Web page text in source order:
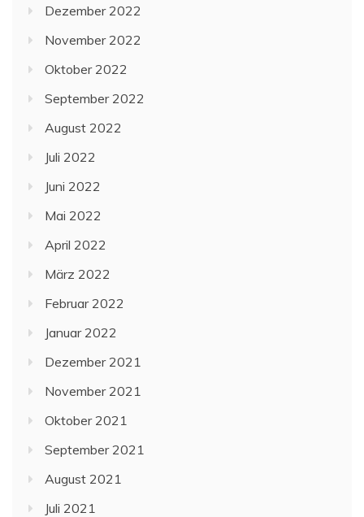
Dezember 2022
November 2022
Oktober 2022
September 2022
August 2022
Juli 2022
Juni 2022
Mai 2022
April 2022
März 2022
Februar 2022
Januar 2022
Dezember 2021
November 2021
Oktober 2021
September 2021
August 2021
Juli 2021